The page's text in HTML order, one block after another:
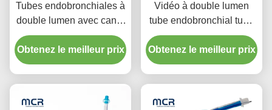
Tubes endobronchiales à
double lumen avec canal
vidéo
Obtenez le meilleur prix
Vidéo à double lumen
tube endobronchial tube
visuel oral PVC clair
Obtenez le meilleur prix